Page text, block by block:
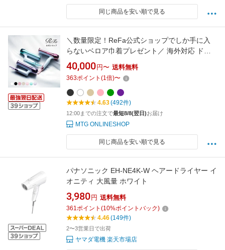
同じ商品を安い順で見る
＼数量限定！ReFa公式ショップでしか手に入
らないベロア巾着プレゼント／ 海外対応 ドラ
イヤー 旅行にも リファビューテック ドライヤ
ー スマート ダブル 引っ越し ReFa BEAUTECH
DRYER SMART W 海外対応 折りたたみ コンパ
クト 軽量 ヘアドライヤー 速乾 大風量 ヘアケア
40,000 円〜 送料無料
363ポイント (1倍)〜
4.63(492件)
12:00までの注文で最短8/8(翌日)お届け
MTG ONLINESHOP
同じ商品を安い順で見る
パナソニック EH-NE4K-W ヘアードライヤー イ
オニティ 大風量 ホワイト
3,980 円 送料無料
361ポイント (10%ポイントバック)
4.46(149件)
2〜3営業日で出荷
ヤマダ電機 楽天市場店